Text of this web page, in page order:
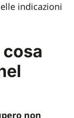
indicazioni
non